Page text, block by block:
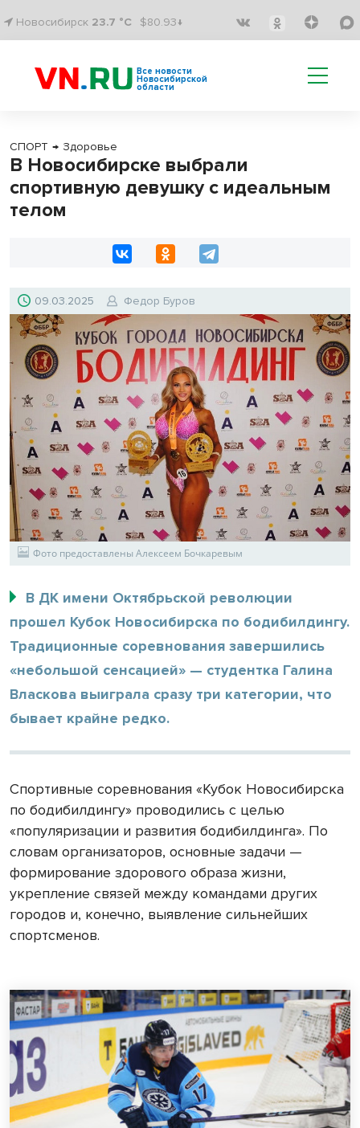
Новосибирск 23.7 °C $80.93↓
Все новости
Новосибирской
области
СПОРТ → Здоровье
В Новосибирске выбрали
спортивную девушку с идеальным
телом
09.03.2025 Федор Буров
Фото предоставлены Алексеем Бочкаревым
В ДК имени Октябрьской революции
прошел Кубок Новосибирска по бодибилдингу.
Традиционные соревнования завершились
«небольшой сенсацией» — студентка Галина
Власкова выиграла сразу три категории, что
бывает крайне редко.
Спортивные соревнования «Кубок Новосибирска
по бодибилдингу» проводились с целью
«популяризации и развития бодибилдинга». По
словам организаторов, основные задачи —
формирование здорового образа жизни,
укрепление связей между командами других
городов и, конечно, выявление сильнейших
спортсменов.